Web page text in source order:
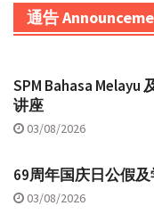
通告
SPM Bahasa Melayu
讲座
03/08/2026
69周年国庆日公假
03/08/2026